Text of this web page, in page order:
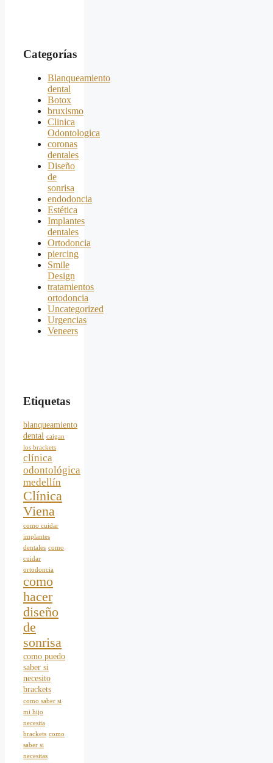
Categorías
Blanqueamiento
dental
Botox
bruxismo
Clinica
Odontologica
coronas
dentales
Diseño
de
sonrisa
endodoncia
Estética
Implantes
dentales
Ortodoncia
piercing
Smile
Design
tratamientos
ortodoncia
Uncategorized
Urgencias
Veneers
Etiquetas
blanqueamiento
dental caigan
los brackets
clínica
odontológica
medellín
Clínica
Viena
como cuidar
implantes
dentales como
cuidar
ortodoncia
como
hacer
diseño
de
sonrisa
como puedo
saber si
necesito
brackets
como saber si
mi hijo
necesita
brackets como
saber si
necesitas